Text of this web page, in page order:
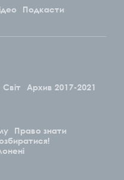
Подкасти
Світ Архив 2017-2021
Право знати